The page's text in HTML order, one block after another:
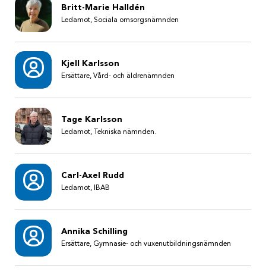
Britt-Marie Halldén
Ledamot, Sociala omsorgsnämnden
Kjell Karlsson
Ersättare, Vård- och äldrenämnden
Tage Karlsson
Ledamot, Tekniska nämnden.
Carl-Axel Rudd
Ledamot, IBAB
Annika Schilling
Ersättare, Gymnasie- och vuxenutbildningsnämnden